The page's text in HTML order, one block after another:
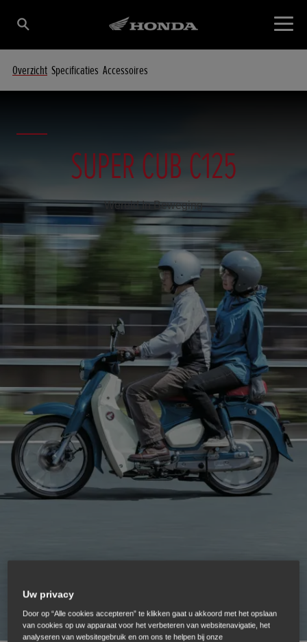
Overzicht Specificaties Accessoires
SUPER CUB C125
Wereld In Beweging
Uw privacy
Door op “Alle cookies accepteren” te klikken gaat u akkoord met het opslaan
van cookies op uw apparaat voor het verbeteren van websitenavigatie, het
analyseren van websitegebruik en om ons te helpen bij onze